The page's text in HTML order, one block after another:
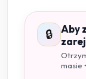
🔒
Aby
masie